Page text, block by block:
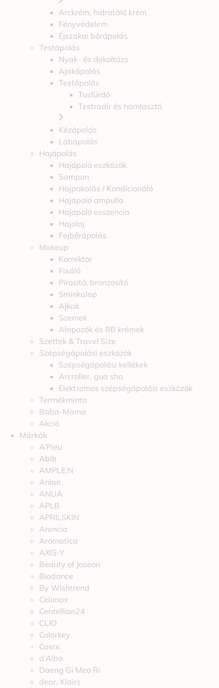
Arckrém, hidratáló krém
Fényvédelem
Éjszakai bőrápolás
Testápolás
Nyak- és dekoltázs
Ajakápolás
Testápolás
Tusfürdő
Testradír és hámlasztó
Kézápolás
Lábápolás
Hajápolás
Hajápoló eszközök
Sampon
Hajpakolás / Kondícionáló
Hajápoló ampulla
Hajápoló esszencia
Hajolaj
Fejbőrápolás
Makeup
Korrektor
Fixáló
Pirosító, bronzosító
Sminkalap
Ajkak
Szemek
Alapozók és BB krémek
Szettek & Travel Size
Szépségápolási eszközök
Szépségápolási kellékek
Arcroller, gua sha
Elektromos szépségápolási eszközök
Termékminta
Baba-Mama
Akció
Márkák
A’Pieu
Abib
AMPLE:N
Anlan
ANUA
APLB
APRILSKIN
Arencia
Aromatica
AXIS-Y
Beauty of Joseon
Biodance
By Wishtrend
Celimax
Centellian24
CLIO
Colorkey
Cosrx
d’Alba
Daeng Gi Meo Ri
dear, Klairs